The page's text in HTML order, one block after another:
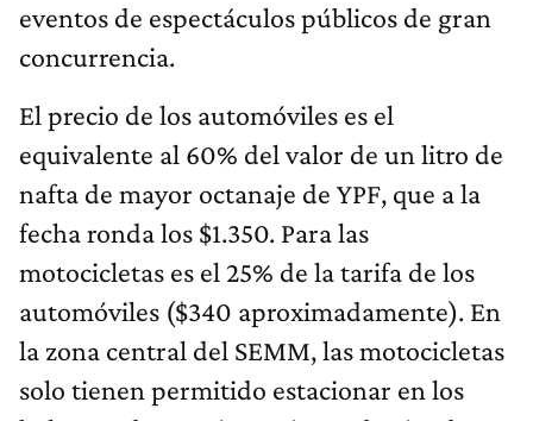
eventos de espectáculos públicos de gran
concurrencia.
El precio de los automóviles es el
equivalente al 60% del valor de un litro de
nafta de mayor octanaje de YPF, que a la
fecha ronda los $1.350. Para las
motocicletas es el 25% de la tarifa de los
automóviles ($340 aproximadamente). En
la zona central del SEMM, las motocicletas
solo tienen permitido estacionar en los